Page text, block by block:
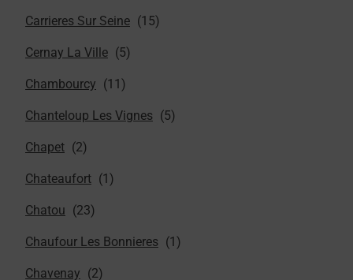
Carrieres Sur Seine
Cernay La Ville
Chambourcy
Chanteloup Les Vignes
Chapet
Chateaufort
Chatou
Chaufour Les Bonnieres
Chavenay